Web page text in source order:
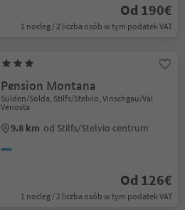
Od 190€
1 nocleg / 2 liczba osób w tym podatek VAT
Pension Montana
Sulden/Solda, Stilfs/Stelvio, Vinschgau/Val
Venosta
9.8 km od Stilfs/Stelvio centrum
Od 126€
1 nocleg / 2 liczba osób w tym podatek VAT